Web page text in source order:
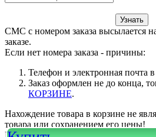
Узнать
СМС с номером заказа высылается
заказе.
Если нет номера заказа - причины:
Телефон и электронная почта
Заказ оформлен не до конца,
КОРЗИНЕ.
Нахождение товара в корзине не
товара или сохранением его цены!
Или войдите в свой
для